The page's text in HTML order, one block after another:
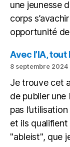
une jeunesse
corps
opportunité
Avec l’IA,
8 septembre 2024
Je trouve cet
de publier une
pas
et ils
"ableist", que